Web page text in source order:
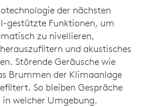
der nächsten
gestützte Funktionen, um
zu nivellieren,
und akustisches
Störende Geräusche wie
Brummen der Klimaanlage
So bleiben Gespräche
in welcher Umgebung.